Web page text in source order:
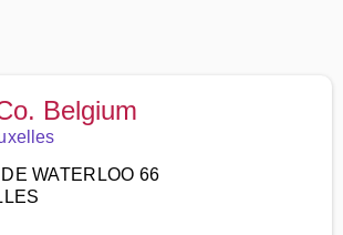
Belgium
WATERLOO 66